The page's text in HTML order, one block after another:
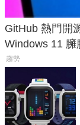
GitHub 熱門開
Windows 11 臃
趨勢